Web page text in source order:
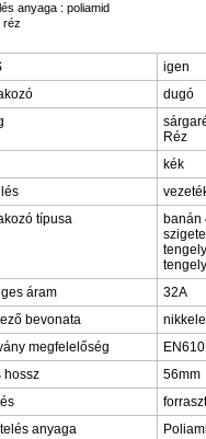
anyaga : poliamid
réz
igen
dugó
Réz
kék
típusa
banán
áram
32A
bevonata
megfelelőség
hossz
56mm
anyaga